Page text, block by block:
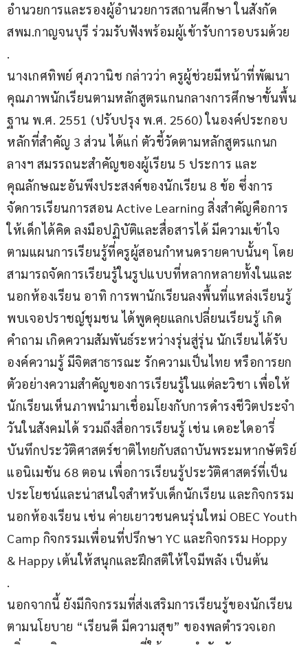
อำนวยการและรองผู้อำนวยการสถานศึกษา ในสังกัด
สพม.กาญจนบุรี ร่วมรับฟังพร้อมผู้เข้ารับการอบรมด้วย
.
นางเกศทิพย์ ศุภวานิช กล่าวว่า ครูผู้ช่วยมีหน้าที่พัฒนา
คุณภาพนักเรียนตามหลักสูตรแกนกลางการศึกษาขั้นพื้น
ฐาน พ.ศ. 2551 (ปรับปรุง พ.ศ. 2560) ในองค์ประกอบ
หลักที่สำคัญ 3 ส่วน ได้แก่ ตัวชี้วัดตามหลักสูตรแกนก
ลางฯ สมรรถนะสำคัญของผู้เรียน 5 ประการ และ
คุณลักษณะอันพึงประสงค์ของนักเรียน 8 ข้อ ซึ่งการ
จัดการเรียนการสอน Active Learning สิ่งสำคัญคือการ
ให้เด็กได้คิด ลงมือปฏิบัติและสื่อสารได้ มีความเข้าใจ
ตามแผนการเรียนรู้ที่ครูผู้สอนกำหนดรายคาบนั้นๆ โดย
สามารถจัดการเรียนรู้ในรูปแบบที่หลากหลายทั้งในและ
นอกห้องเรียน อาทิ การพานักเรียนลงพื้นที่แหล่งเรียนรู้
พบเจอปราชญ์ชุมชน ได้พูดคุยแลกเปลี่ยนเรียนรู้ เกิด
คำถาม เกิดความสัมพันธ์ระหว่างรุ่นสู่รุ่น นักเรียนได้รับ
องค์ความรู้ มีจิตสาธารณะ รักความเป็นไทย หรือการยก
ตัวอย่างความสำคัญของการเรียนรู้ในแต่ละวิชา เพื่อให้
นักเรียนเห็นภาพนำมาเชื่อมโยงกับการดำรงชีวิตประจำ
วันในสังคมได้ รวมถึงสื่อการเรียนรู้ เช่น เดอะไดอารี่
บันทึกประวัติศาสตร์ชาติไทยกับสถาบันพระมหากษัตริย์
แอนิเมชัน 68 ตอน เพื่อการเรียนรู้ประวัติศาสตร์ที่เป็น
ประโยชน์และน่าสนใจสำหรับเด็กนักเรียน และกิจกรรม
นอกห้องเรียน เช่น ค่ายเยาวชนคนรุ่นใหม่ OBEC Youth
Camp กิจกรรมเพื่อนที่ปรึกษา YC และกิจกรรม Hoppy
& Happy เต้นให้สนุกและฝึกสติให้ใจมีพลัง เป็นต้น
.
นอกจากนี้ ยังมีกิจกรรมที่ส่งเสริมการเรียนรู้ของนักเรียน
ตามนโยบาย “เรียนดี มีความสุข” ของพลตำรวจเอก